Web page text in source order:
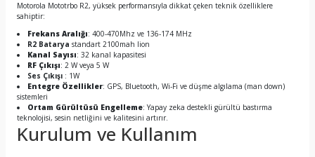
Motorola Mototrbo R2, yüksek performansıyla dikkat çeken teknik özelliklere
sahiptir:
Frekans Aralığı: 400-470Mhz ve 136-174 MHz
R2 Batarya standart 2100mah lion
Kanal Sayısı: 32 kanal kapasitesi
RF Çıkışı: 2 W veya 5 W
Ses Çıkışı : 1W
Entegre Özellikler: GPS, Bluetooth, Wi-Fi ve düşme algılama (man down)
sistemleri
Ortam Gürültüsü Engelleme: Yapay zeka destekli gürültü bastırma
teknolojisi, sesin netliğini ve kalitesini artırır.
Kurulum ve Kullanım